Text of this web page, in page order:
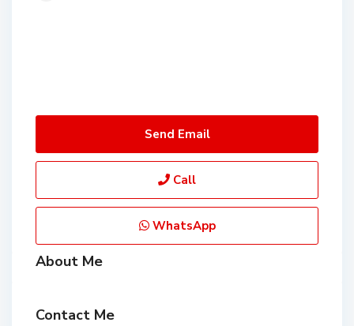
Send Email
Call
WhatsApp
About Me
Contact Me